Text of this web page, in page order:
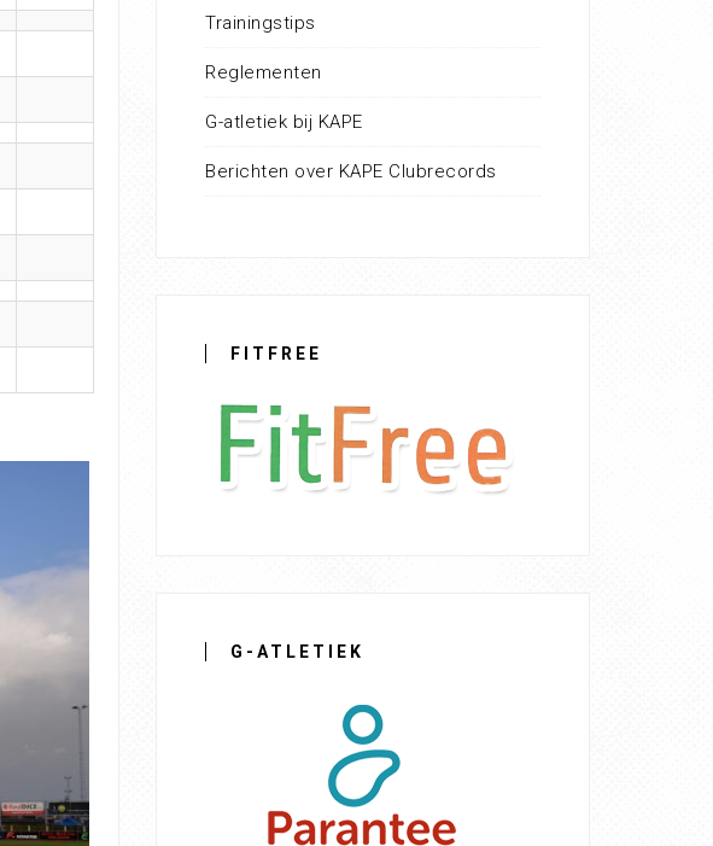
Trainingstips
Reglementen
G-atletiek bij KAPE
Berichten over KAPE Clubrecords
FITFREE
G-ATLETIEK